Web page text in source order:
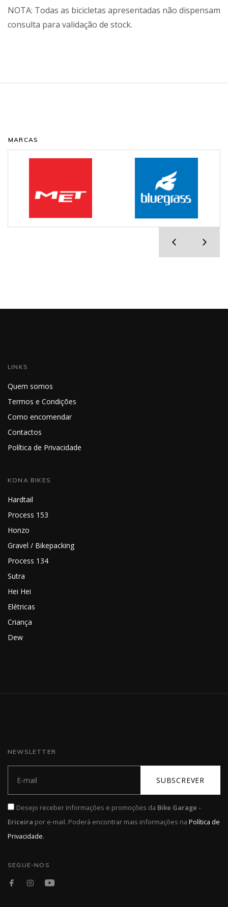
NOTA: Todas as bicicletas apresentadas não dispensam
consulta para validação de stock.
MARCAS
LINKS
Quem somos
Termos e Condições
Como encomendar
Contactos
Política de Privacidade
KONA BIKES
Hardtail
Process 153
Honzo
Gravel / Bikepacking
Process 134
Sutra
Hei Hei
Elétricas
Criança
Dew
NEWSLETTER
SUBSCREVER
Desejo receber informações e promoções da Bike Garage -
Ericeira por e-mail. Poderá encontrar mais informações na Política de
Privacidade.
SEGUE-NOS